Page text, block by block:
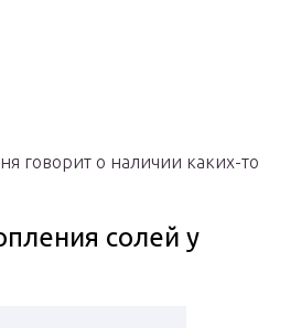
говорит о наличии каких-то
солей у